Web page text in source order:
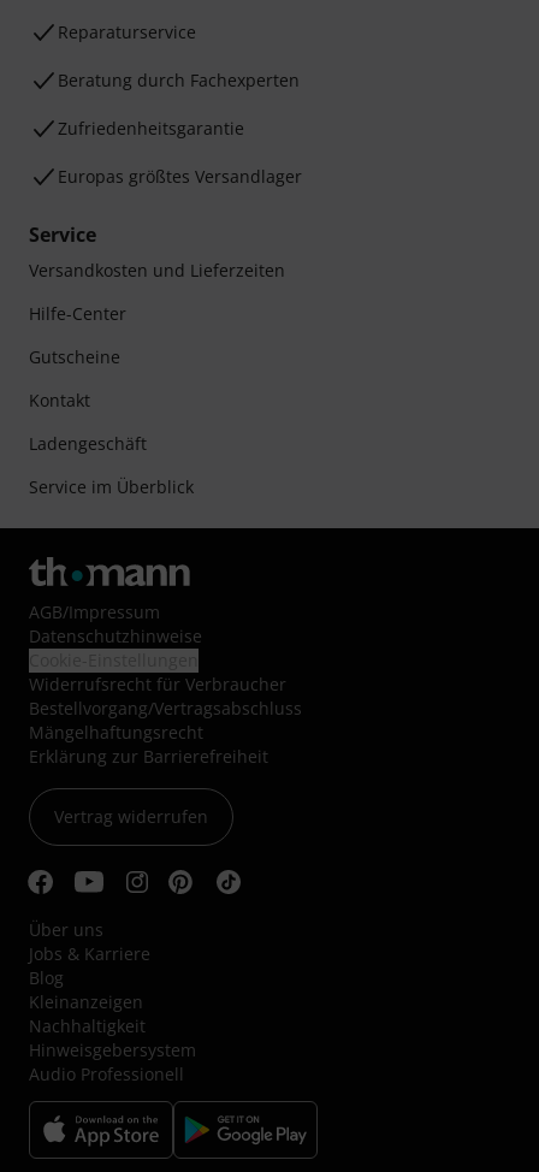
Reparaturservice
Beratung durch Fachexperten
Zufriedenheitsgarantie
Europas größtes Versandlager
Service
Versandkosten und Lieferzeiten
Hilfe-Center
Gutscheine
Kontakt
Ladengeschäft
Service im Überblick
AGB/Impressum
Datenschutzhinweise
Widerrufsrecht für Verbraucher
Bestellvorgang/Vertragsabschluss
Mängelhaftungsrecht
Erklärung zur Barrierefreiheit
Vertrag widerrufen
Über uns
Jobs & Karriere
Blog
Kleinanzeigen
Nachhaltigkeit
Hinweisgebersystem
Audio Professionell